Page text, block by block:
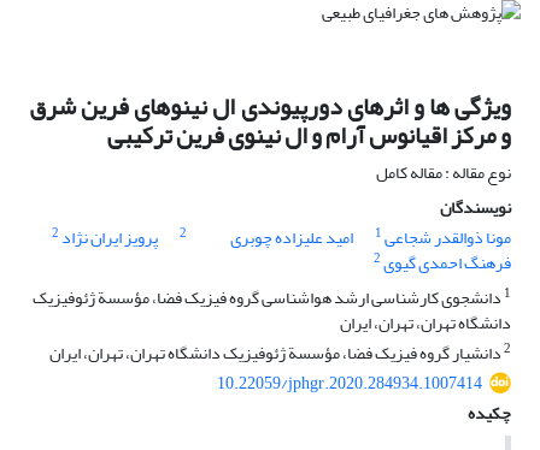
ویژگی ‏ها‏ و اثرهای دورپیوندی ال‏ نینو‏های فرین شرق
و مرکز اقیانوس آرام و ال ‏نینوی فرین ترکیبی
نوع مقاله : مقاله کامل
نویسندگان
مونا ذوالقدر شجاعی1 امید علیزاده چوبری 2 پرویز ایران نژاد 2
فرهنگ احمدی گیوی2
1 دانشجوی کارشناسی ارشد هواشناسی گروه فیزیک فضا، مؤسسة ژئوفیزیک
دانشگاه تهران، تهران، ایران
2دانشیار گروه فیزیک فضا، مؤسسة ژئوفیزیک دانشگاه تهران، تهران، ایران
10.22059/jphgr.2020.284934.1007414
چکیده